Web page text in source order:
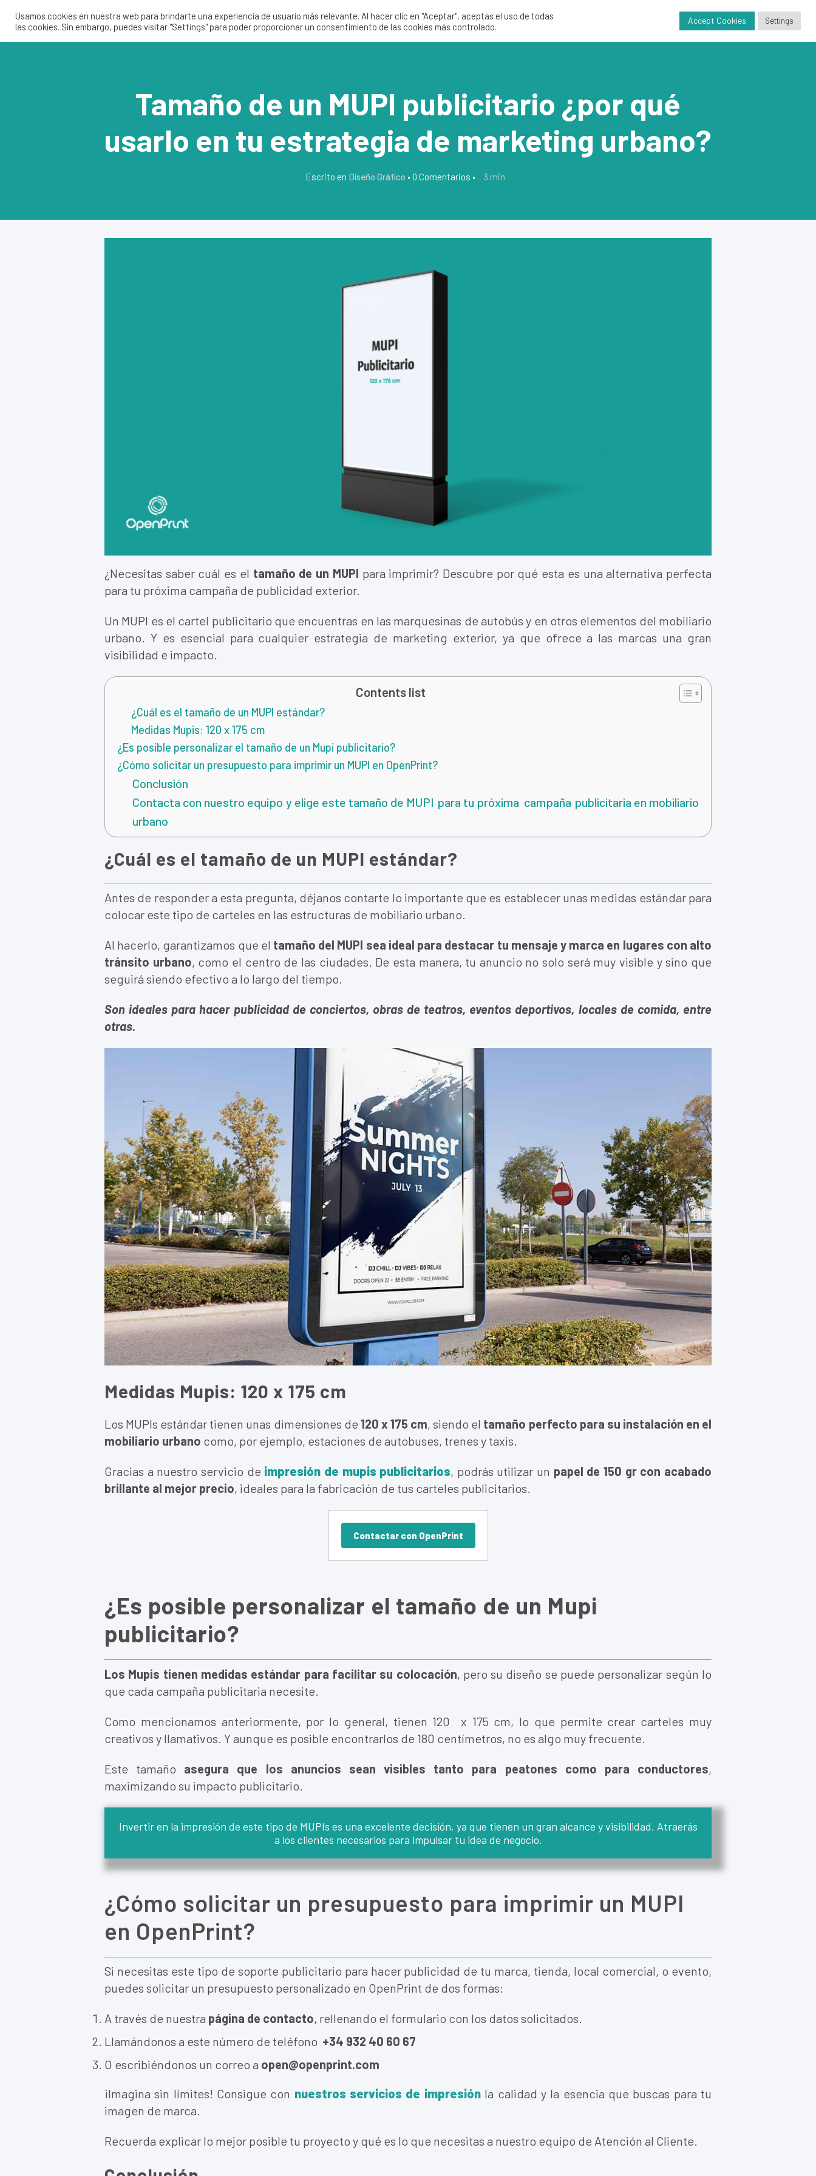
Servicios Nosotros Tienda Contacto Blog
Tamaño de un MUPI publicitario ¿por qué
usarlo en tu estrategia de marketing urbano?
Escrito en Diseño Gráfico • 0 Comentarios • 3 min
¿Necesitas saber cuál es el tamaño de un MUPI para imprimir? Descubre por qué esta es una alternativa perfecta
para tu próxima campaña de publicidad exterior.
Un MUPI es el cartel publicitario que encuentras en las marquesinas de autobús y en otros elementos del mobiliario
urbano. Y es esencial para cualquier estrategia de marketing exterior, ya que ofrece a las marcas una gran
visibilidad e impacto.
Contents list
¿Cuál es el tamaño de un MUPI estándar?
Medidas Mupis: 120 x 175 cm
¿Es posible personalizar el tamaño de un Mupi publicitario?
¿Cómo solicitar un presupuesto para imprimir un MUPI en OpenPrint?
Conclusión
Contacta con nuestro equipo y elige este tamaño de MUPI para tu próxima campaña publicitaria en mobiliario
urbano
¿Cuál es el tamaño de un MUPI estándar?
Antes de responder a esta pregunta, déjanos contarte lo importante que es establecer unas medidas estándar para
colocar este tipo de carteles en las estructuras de mobiliario urbano.
Al hacerlo, garantizamos que el tamaño del MUPI sea ideal para destacar tu mensaje y marca en lugares con alto
tránsito urbano, como el centro de las ciudades. De esta manera, tu anuncio no solo será muy visible y sino que
seguirá siendo efectivo a lo largo del tiempo.
Son ideales para hacer publicidad de conciertos, obras de teatros, eventos deportivos, locales de comida, entre
otras.
Medidas Mupis: 120 x 175 cm
Los MUPIs estándar tienen unas dimensiones de 120 x 175 cm, siendo el tamaño perfecto para su instalación en el
mobiliario urbano como, por ejemplo, estaciones de autobuses, trenes y taxis.
Gracias a nuestro servicio de impresión de mupis publicitarios, podrás utilizar un papel de 150 gr con acabado
brillante al mejor precio, ideales para la fabricación de tus carteles publicitarios.
Contactar con OpenPrint
¿Es posible personalizar el tamaño de un Mupi
publicitario?
Los Mupis tienen medidas estándar para facilitar su colocación, pero su diseño se puede personalizar según lo
que cada campaña publicitaria necesite.
Como mencionamos anteriormente, por lo general, tienen 120 x 175 cm, lo que permite crear carteles muy
creativos y llamativos. Y aunque es posible encontrarlos de 180 centímetros, no es algo muy frecuente.
Este tamaño asegura que los anuncios sean visibles tanto para peatones como para conductores,
maximizando su impacto publicitario.
Invertir en la impresión de este tipo de MUPIs es una excelente decisión, ya que tienen un gran alcance y visibilidad. Atraerás
a los clientes necesarios para impulsar tu idea de negocio.
¿Cómo solicitar un presupuesto para imprimir un MUPI
en OpenPrint?
Si necesitas este tipo de soporte publicitario para hacer publicidad de tu marca, tienda, local comercial, o evento,
puedes solicitar un presupuesto personalizado en OpenPrint de dos formas:
A través de nuestra página de contacto, rellenando el formulario con los datos solicitados.
Llamándonos a este número de teléfono +34 932 40 60 67
O escribiéndonos un correo a open@openprint.com
¡Imagina sin límites! Consigue con nuestros servicios de impresiónla calidad y la esencia que buscas para tu
imagen de marca.
Recuerda explicar lo mejor posible tu proyecto y qué es lo que necesitas a nuestro equipo de Atención al Cliente.
Usamos cookies en nuestra web para brindarte una experiencia de usuario más relevante. Al hacer clic en "Aceptar", aceptas el uso de todas
las cookies. Sin embargo, puedes visitar "Settings" para poder proporcionar un consentimiento de las cookies más controlado.
Accept Cookies Settings